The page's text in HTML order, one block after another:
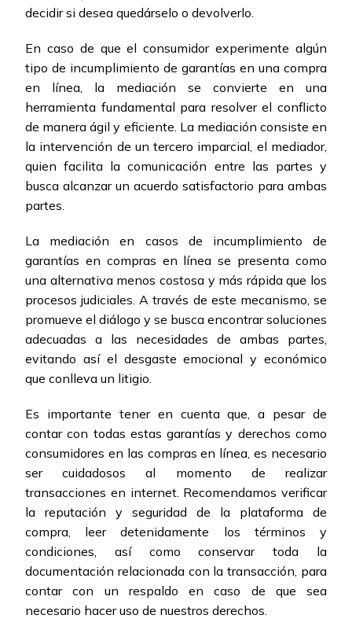
decidir si desea quedárselo o devolverlo.
En caso de que el consumidor experimente algún
tipo de incumplimiento de garantías en una compra
en línea, la mediación se convierte en una
herramienta fundamental para resolver el conflicto
de manera ágil y eficiente. La mediación consiste en
la intervención de un tercero imparcial, el mediador,
quien facilita la comunicación entre las partes y
busca alcanzar un acuerdo satisfactorio para ambas
partes.
La mediación en casos de incumplimiento de
garantías en compras en línea se presenta como
una alternativa menos costosa y más rápida que los
procesos judiciales. A través de este mecanismo, se
promueve el diálogo y se busca encontrar soluciones
adecuadas a las necesidades de ambas partes,
evitando así el desgaste emocional y económico
que conlleva un litigio.
Es importante tener en cuenta que, a pesar de
contar con todas estas garantías y derechos como
consumidores en las compras en línea, es necesario
ser cuidadosos al momento de realizar
transacciones en internet. Recomendamos verificar
la reputación y seguridad de la plataforma de
compra, leer detenidamente los términos y
condiciones, así como conservar toda la
documentación relacionada con la transacción, para
contar con un respaldo en caso de que sea
necesario hacer uso de nuestros derechos.